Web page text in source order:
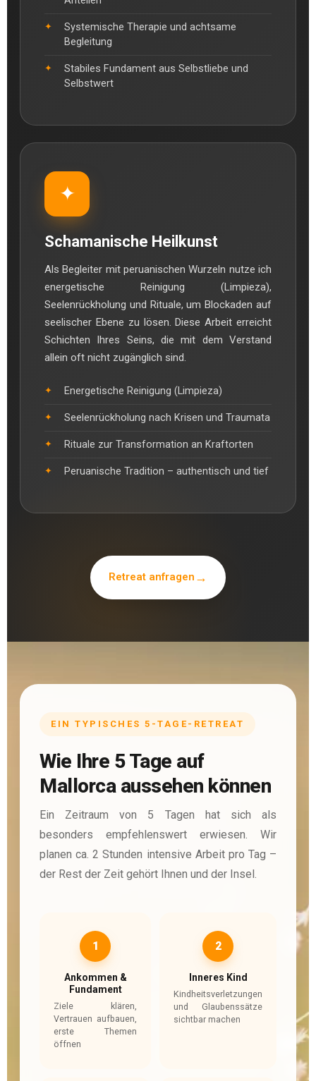
Systemische Therapie und achtsame
Begleitung
Stabiles Fundament aus Selbstliebe und
Selbstwert
✦
Schamanische Heilkunst
Als Begleiter mit peruanischen Wurzeln nutze ich
energetische Reinigung (Limpieza),
Seelenrückholung und Rituale, um Blockaden auf
seelischer Ebene zu lösen. Diese Arbeit erreicht
Schichten Ihres Seins, die mit dem Verstand
allein oft nicht zugänglich sind.
Energetische Reinigung (Limpieza)
Seelenrückholung nach Krisen und Traumata
Rituale zur Transformation an Kraftorten
Peruanische Tradition – authentisch und tief
Retreat anfragen
EIN TYPISCHES 5-TAGE-RETREAT
Wie Ihre 5 Tage auf
Mallorca aussehen können
Ein Zeitraum von 5 Tagen hat sich als
besonders empfehlenswert erwiesen. Wir
planen ca. 2 Stunden intensive Arbeit pro Tag –
der Rest der Zeit gehört Ihnen und der Insel.
1
Ankommen &
Fundament
Ziele klären,
Vertrauen aufbauen,
erste Themen
öffnen
2
Inneres Kind
Kindheitsverletzungen
und Glaubenssätze
sichtbar machen